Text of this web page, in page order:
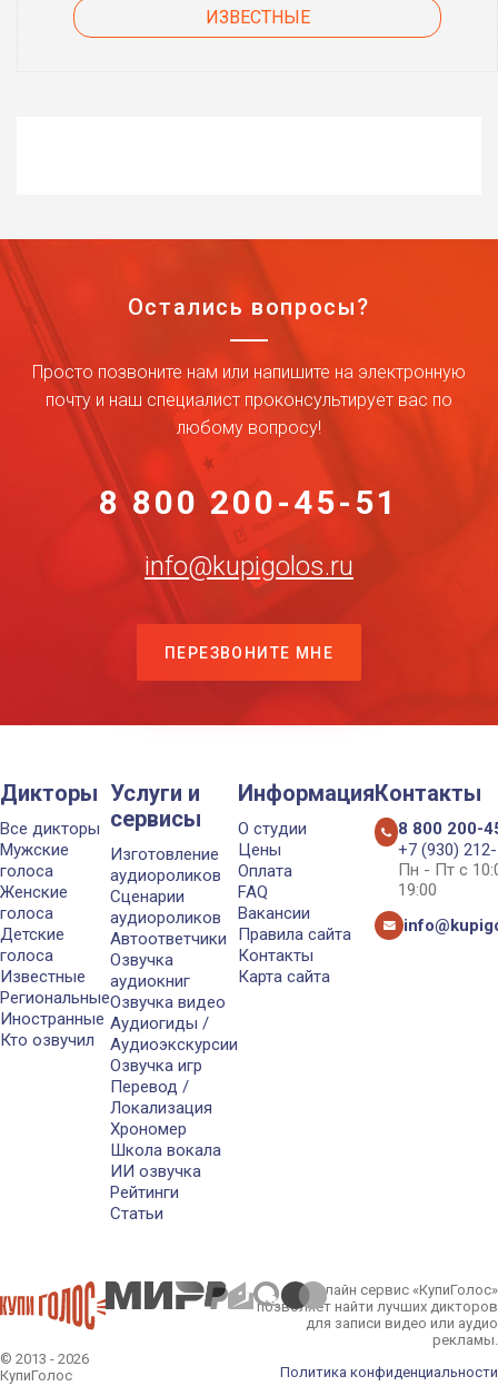
ИЗВЕСТНЫЕ
Остались вопросы?
Просто позвоните нам или напишите на электронную
почту и наш специалист проконсультирует вас по
любому вопросу!
8 800 200-45-51
info@kupigolos.ru
ПЕРЕЗВОНИТЕ МНЕ
Дикторы
Все дикторы
Мужские
голоса
Женские
голоса
Детские
голоса
Известные
Региональные
Иностранные
Кто озвучил
Услуги и
сервисы
Изготовление
аудиороликов
Сценарии
аудиороликов
Автоответчики
Озвучка
аудиокниг
Озвучка видео
Аудиогиды /
Аудиоэкскурсии
Озвучка игр
Перевод /
Локализация
Хрономер
Школа вокала
ИИ озвучка
Рейтинги
Статьи
Информация
О студии
Цены
Оплата
FAQ
Вакансии
Правила сайта
Контакты
Карта сайта
Контакты
8 800 200-
+7 (930)
Пн - Пт с
19:00
© 2013 - 2026
КупиГолос
Онлайн сервис «КупиГолос»
позволяет найти лучших дикторов
для записи видео или аудио
рекламы.
Политика конфиденциальности